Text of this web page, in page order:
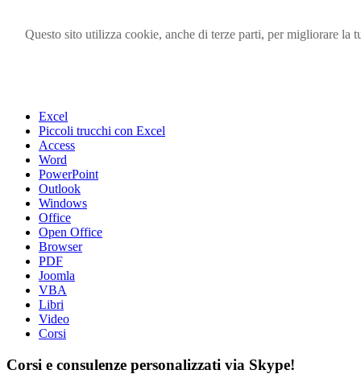
Questo sito utilizza cookie, anche di terze parti, per migliorare la
Excel
Piccoli trucchi con Excel
Access
Word
PowerPoint
Outlook
Windows
Office
Open Office
Browser
PDF
Joomla
VBA
Libri
Video
Corsi
Corsi e consulenze personalizzati via Skype!